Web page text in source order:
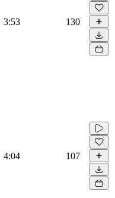
3:53 130
4:04 107